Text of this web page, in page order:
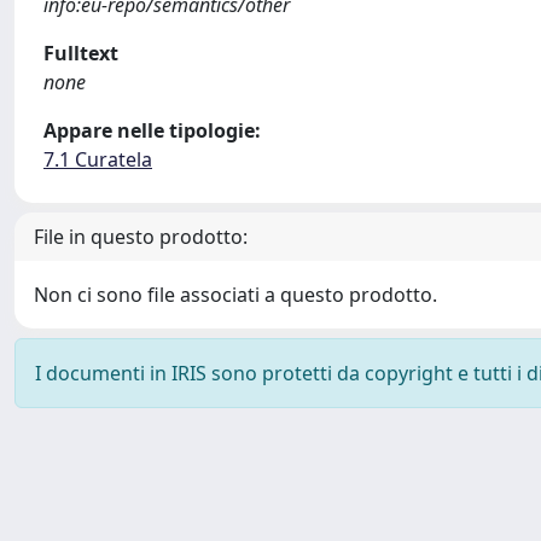
Fulltext
none
Appare nelle tipologie:
7.1 Curatela
File in questo prodotto:
Non ci sono file associati a questo prodotto.
I documenti in IRIS sono protetti da copyright e tutti i